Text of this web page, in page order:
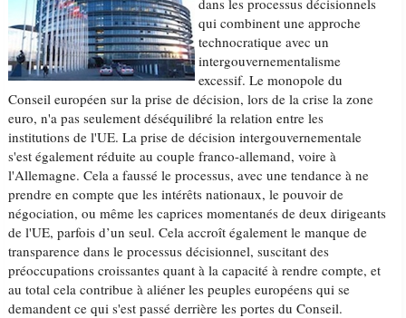
dans les processus décisionnels
qui combinent une approche
technocratique avec un
intergouvernementalisme
excessif. Le monopole du
Conseil européen sur la prise de décision, lors de la crise la zone
euro, n'a pas seulement déséquilibré la relation entre les
institutions de l'UE. La prise de décision intergouvernementale
s'est également réduite au couple franco-allemand, voire à
l'Allemagne. Cela a faussé le processus, avec une tendance à ne
prendre en compte que les intérêts nationaux, le pouvoir de
négociation, ou même les caprices momentanés de deux dirigeants
de l'UE, parfois d’un seul. Cela accroît également le manque de
transparence dans le processus décisionnel, suscitant des
préoccupations croissantes quant à la capacité à rendre compte, et
au total cela contribue à aliéner les peuples européens qui se
demandent ce qui s'est passé derrière les portes du Conseil.